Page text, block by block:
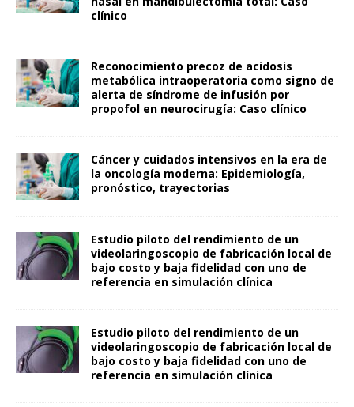
clínico
Reconocimiento precoz de acidosis
metabólica intraoperatoria como signo de
alerta de síndrome de infusión por
propofol en neurocirugía: Caso clínico
Cáncer y cuidados intensivos en la era de
la oncología moderna: Epidemiología,
pronóstico, trayectorias
Estudio piloto del rendimiento de un
videolaringoscopio de fabricación local de
bajo costo y baja fidelidad con uno de
referencia en simulación clínica
Estudio piloto del rendimiento de un
videolaringoscopio de fabricación local de
bajo costo y baja fidelidad con uno de
referencia en simulación clínica